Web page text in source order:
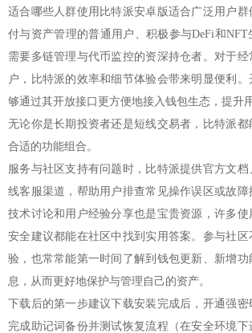
适合哪些人群使用比特派安卓版适合广泛用户
付与资产管理的普通用户、积极参与DeFi和NFT
需要多链管理与代币监控的资深持仓者。对于经
户，比特派的效率和细节体验会带来明显便利
够通过其开放接口更方便地接入钱包生态，提升
无论你是长期投资者还是短线交易者，比特派
合适的功能组合。
服务与社区支持有问题时，比特派提供官方文
线客服渠道，帮助用户排查常见操作误区或故
技术讨论和用户经验分享也是宝贵资源，许多
安全建议都能在社区中找到实用答案。参与社
验，也常常能第一时间了解到钱包更新、新增
息，从而更好地保护与管理自己的资产。
下载后的第一步建议下载安装完成后，开通强密
完成助记词备份并测试恢复流程（在安全环境